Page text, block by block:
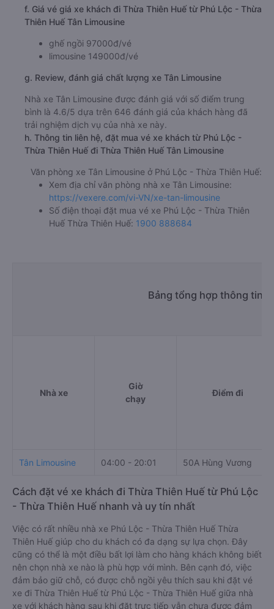
f. Giá vé giá xe khách đi Thừa Thiên Huế từ Phú Lộc - Thừa
Thiên Huế Tân Limousine
ghế ngồi 97000đ/vé
limousine 149000đ/vé
g. Review, đánh giá chất lượng xe Tân Limousine
Nhà xe Tân Limousine được đánh giá với số điểm trung
bình là 4.6/5 dựa trên 646 đánh giá của khách hàng đã
trải nghiệm dịch vụ của nhà xe này.
h. Thông tin liên hệ, đặt mua vé xe khách từ Phú Lộc -
Thừa Thiên Huế đi Thừa Thiên Huế Tân Limousine
Văn phòng xe Tân Limousine ở Phú Lộc - Thừa Thiên Huế:
Xem địa chỉ văn phòng nhà xe Tân Limousine:
https://vexere.com/vi-VN/xe-tan-limousine
Số điện thoại đặt mua vé xe Phú Lộc - Thừa Thiên
Huế Thừa Thiên Huế: 1900 888684
Bảng tổng hợp thông tin
Nhà xe
Giờ
chạy
Điểm đi
Tân Limousine 04:00 - 20:01 50A Hùng Vương
Cách đặt vé xe khách đi Thừa Thiên Huế từ Phú Lộc
- Thừa Thiên Huế nhanh và uy tín nhất
Việc có rất nhiều nhà xe Phú Lộc - Thừa Thiên Huế Thừa
Thiên Huế giúp cho du khách có đa dạng sự lựa chọn. Đây
cũng có thể là một điều bất lợi làm cho hàng khách không biết
nên chọn nhà xe nào là phù hợp với mình. Bên cạnh đó, việc
đảm bảo giữ chỗ, có được chỗ ngồi yêu thích sau khi đặt vé
xe đi Thừa Thiên Huế từ Phú Lộc - Thừa Thiên Huế giữa nhà
xe với khách hàng sau khi đặt trực tiếp vẫn chưa được đảm